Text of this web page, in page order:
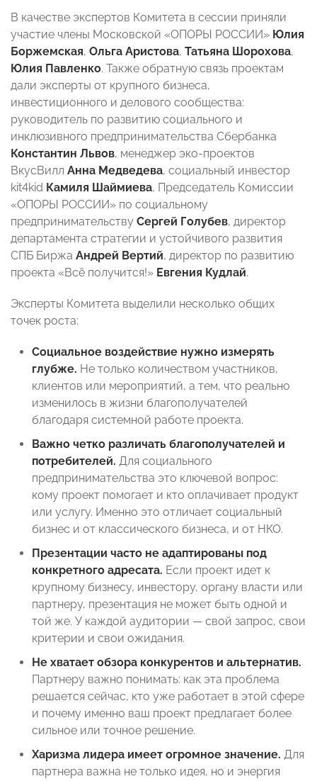
В качестве экспертов Комитета в сессии приняли
участие члены Московской «ОПОРЫ РОССИИ» Юлия
Боржемская, Ольга Аристова, Татьяна Шорохова,
Юлия Павленко. Также обратную связь проектам
дали эксперты от крупного бизнеса,
инвестиционного и делового сообщества:
руководитель по развитию социального и
инклюзивного предпринимательства Сбербанка
Константин Львов, менеджер эко-проектов
ВкусВилл Анна Медведева, социальный инвестор
kit4kid Камиля Шаймиева, Председатель Комиссии
«ОПОРЫ РОССИИ» по социальному
предпринимательству Сергей Голубев, директор
департамента стратегии и устойчивого развития
СПБ Биржа Андрей Вертий, директор по развитию
проекта «Всё получится!» Евгения Кудлай.
Эксперты Комитета выделили несколько общих
точек роста:
Социальное воздействие нужно измерять
глубже. Не только количеством участников,
клиентов или мероприятий, а тем, что реально
изменилось в жизни благополучателей
благодаря системной работе проекта.
Важно четко различать благополучателей и
потребителей. Для социального
предпринимательства это ключевой вопрос:
кому проект помогает и кто оплачивает продукт
или услугу. Именно это отличает социальный
бизнес и от классического бизнеса, и от НКО.
Презентации часто не адаптированы под
конкретного адресата. Если проект идет к
крупному бизнесу, инвестору, органу власти или
партнеру, презентация не может быть одной и
той же. У каждой аудитории — свой запрос, свои
критерии и свои ожидания.
Не хватает обзора конкурентов и альтернатив.
Партнеру важно понимать: как эта проблема
решается сейчас, кто уже работает в этой сфере
и почему именно ваш проект предлагает более
сильное или точное решение.
Харизма лидера имеет огромное значение. Для
партнера важна не только идея, но и энергия